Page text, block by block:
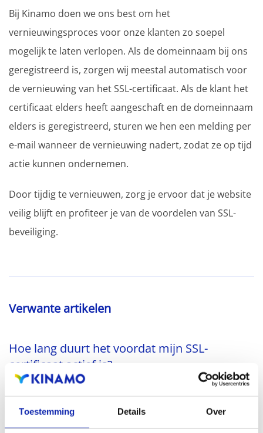
Toestemming Details Over
Bij Kinamo doen we ons best om het
vernieuwingsproces voor onze klanten zo soepel
mogelijk te laten verlopen. Als de domeinnaam bij ons
geregistreerd is, zorgen wij meestal automatisch voor
de vernieuwing van het SSL-certificaat. Als de klant het
certificaat elders heeft aangeschaft en de domeinnaam
elders is geregistreerd, sturen we hen een melding per
e-mail wanneer de vernieuwing nadert, zodat ze op tijd
actie kunnen ondernemen.
Door tijdig te vernieuwen, zorg je ervoor dat je website
veilig blijft en profiteer je van de voordelen van SSL-
beveiliging.
Verwante artikelen
Hoe lang duurt het voordat mijn SSL-
certificaat actief is?
De duur van het verkrijgen van een SSL-certificaat
varieert sterk, afhankelijk van het type en het